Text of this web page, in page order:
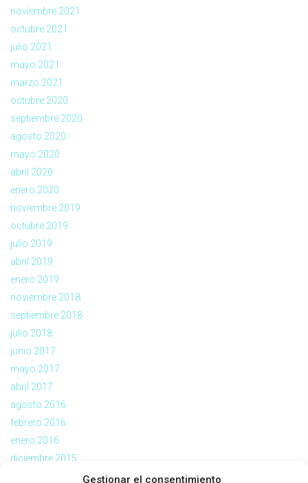
Gestionar el consentimiento
noviembre 2021
octubre 2021
julio 2021
mayo 2021
marzo 2021
octubre 2020
septiembre 2020
agosto 2020
mayo 2020
abril 2020
enero 2020
noviembre 2019
octubre 2019
julio 2019
abril 2019
enero 2019
noviembre 2018
septiembre 2018
julio 2018
junio 2017
mayo 2017
abril 2017
agosto 2016
febrero 2016
enero 2016
diciembre 2015